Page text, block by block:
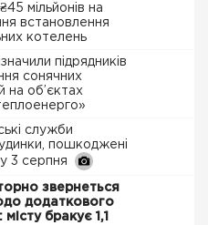
мільйонів на
встановлення
котелень
підрядників
сонячних
на об’єктах
служби
пошкоджені
3 серпня
звернеться
додаткового
бракує 1,1